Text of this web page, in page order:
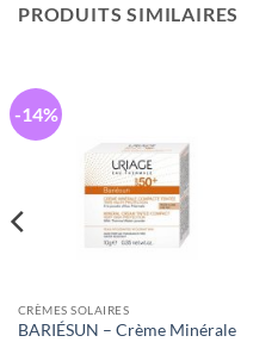
PRODUITS SIMILAIRES
-14%
CRÈMES SOLAIRES
BARIÉSUN – Crème Minérale